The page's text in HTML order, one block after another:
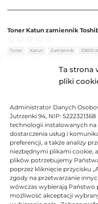
Ta strona
pliki
Administrator Danych
Jutrzenki 94, NIP:
technologii instalowanych na
dostarczenia usług i
preferencji, a także analizy
niezbędnymi plikami cookie,
plików potrzebujemy
poprzez kliknięcie przycisku
zgody na przetwarzanie
wówczas wybierają Państwo
możliwość akceptacji
Toner Katun zamiennik
Toner Katun Zamiennik 33600
BRAK
Toner Katun zamiennik
Toner Katun Zamiennik 33600